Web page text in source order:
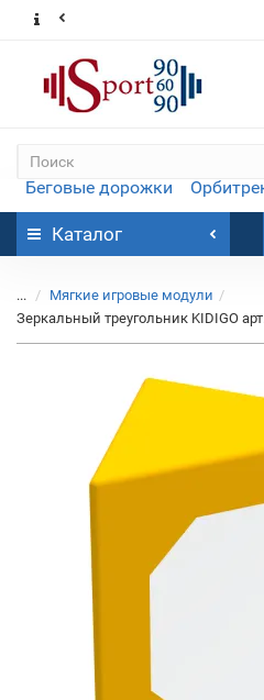
Беговые дорожки
Каталог
...
Мягкие игровые модули
Зеркальный треугольник KIDIGO